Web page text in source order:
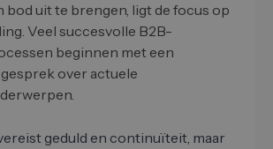
bod uit te brengen, ligt de focus op
Veel succesvolle B2B-
beginnen met een
over actuele
geduld en continuïteit, maar